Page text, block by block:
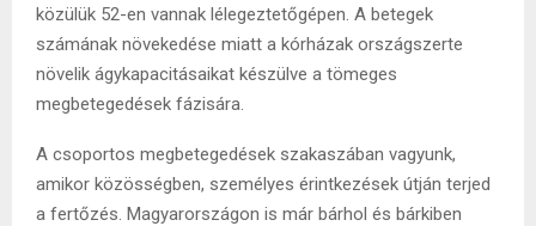
közülük 52-en vannak lélegeztetőgépen. A betegek
számának növekedése miatt a kórházak országszerte
növelik ágykapacitásaikat készülve a tömeges
megbetegedések fázisára.
A csoportos megbetegedések szakaszában vagyunk,
amikor közösségben, személyes érintkezések útján terjed
a fertőzés. Magyarországon is már bárhol és bárkiben